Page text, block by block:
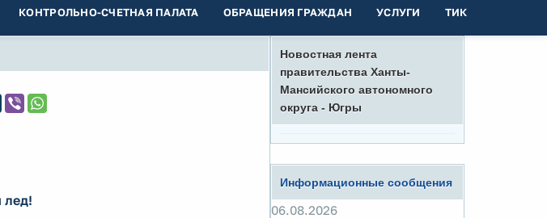
КОНТРОЛЬНО-СЧЕТНАЯ ПАЛАТА ОБРАЩЕНИЯ ГРАЖДАН УСЛУГИ ТИК
лед!
Новостная лента
правительства Ханты-
Мансийского автономного
округа - Югры
Информационные сообщения
06.08.2026